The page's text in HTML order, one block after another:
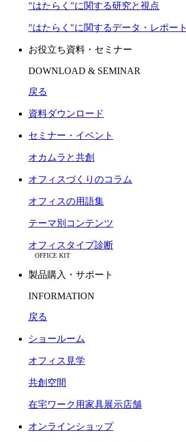
"はたらく"に関する研究と視点
"はたらく"に関するデータ・レポート
お役立ち資料・セミナー
DOWNLOAD & SEMINAR
戻る
資料ダウンロード
セミナー・イベント
オカムラと共創
オフィスづくりのコラム
オフィスの用語集
テーマ別コンテンツ
オフィスタイプ診断
OFFICE KIT
製品購入・サポート
INFORMATION
戻る
ショールーム
オフィス見学
共創空間
在宅ワーク用家具展示店舗
オンラインショップ